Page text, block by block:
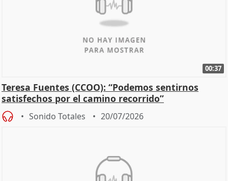
00:37
Teresa Fuentes (CCOO): “Podemos sentirnos
satisfechos por el camino recorrido”
Sonido Totales 20/07/2026